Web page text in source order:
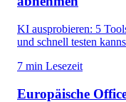
KI ausprobieren: 5
und schnell testen
7 min Lesezeit
Europäische